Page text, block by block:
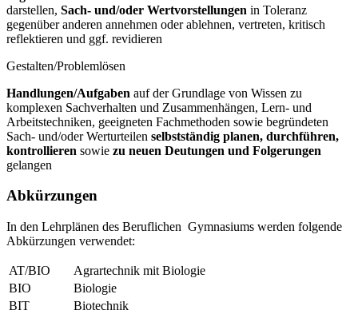
darstellen, Sach- und/oder Wertvorstellungen in Toleranz
gegenüber anderen annehmen oder ablehnen, vertreten, kritisch
reflektieren und ggf. revidieren
Gestalten/Problemlösen
Handlungen/Aufgaben auf der Grundlage von Wissen zu
komplexen Sachverhalten und Zusammenhängen, Lern- und
Arbeitstechniken, geeigneten Fachmethoden sowie begründeten
Sach- und/oder Werturteilen selbstständig planen, durchführen,
kontrollieren sowie zu neuen Deutungen und Folgerungen
gelangen
Abkürzungen
In den Lehrplänen des Beruflichen Gymnasiums werden folgende
Abkürzungen verwendet:
AT/BIO
Agrartechnik mit Biologie
BIO
Biologie
BIT
Biotechnik